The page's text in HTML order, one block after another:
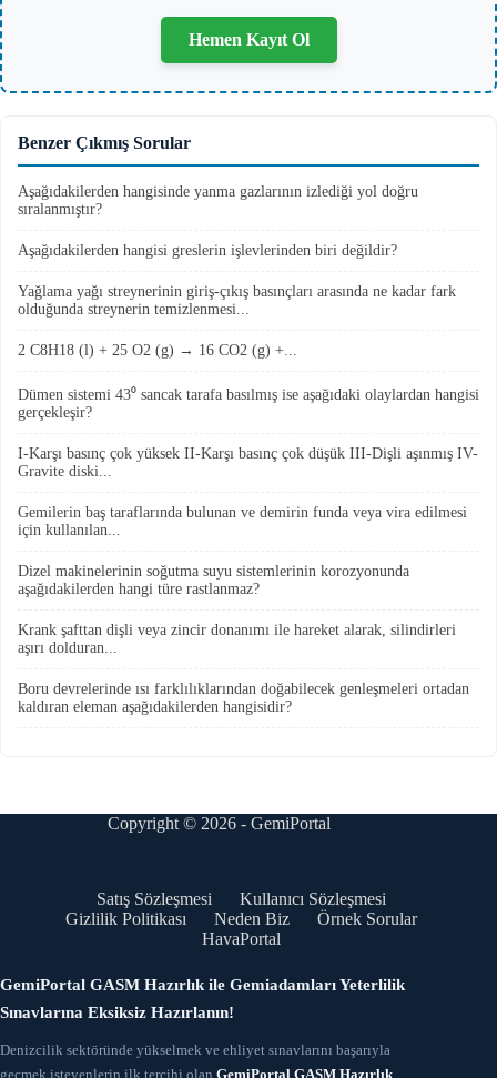
Hemen Kayıt Ol
Benzer Çıkmış Sorular
Aşağıdakilerden hangisinde yanma gazlarının izlediği yol doğru
sıralanmıştır?
Aşağıdakilerden hangisi greslerin işlevlerinden biri değildir?
Yağlama yağı streynerinin giriş-çıkış basınçları arasında ne kadar fark
olduğunda streynerin temizlenmesi...
2 C8H18 (l) + 25 O2 (g) → 16 CO2 (g) +...
Dümen sistemi 43⁰ sancak tarafa basılmış ise aşağıdaki olaylardan hangisi
gerçekleşir?
I-Karşı basınç çok yüksek II-Karşı basınç çok düşük III-Dişli aşınmış IV-
Gravite diski...
Gemilerin baş taraflarında bulunan ve demirin funda veya vira edilmesi
için kullanılan...
Dizel makinelerinin soğutma suyu sistemlerinin korozyonunda
aşağıdakilerden hangi türe rastlanmaz?
Krank şafttan dişli veya zincir donanımı ile hareket alarak, silindirleri
aşırı dolduran...
Boru devrelerinde ısı farklılıklarından doğabilecek genleşmeleri ortadan
kaldıran eleman aşağıdakilerden hangisidir?
Copyright © 2026 - GemiPortal
Satış Sözleşmesi
Kullanıcı Sözleşmesi
Gizlilik Politikası
Neden Biz
Örnek Sorular
HavaPortal
GemiPortal GASM Hazırlık ile Gemiadamları Yeterlilik
Sınavlarına Eksiksiz Hazırlanın!
Denizcilik sektöründe yükselmek ve ehliyet sınavlarını başarıyla
geçmek isteyenlerin ilk tercihi olan GemiPortal GASM Hazırlık